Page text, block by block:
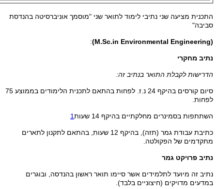
התכנית מציעה שני נתיבי לימוד לתואר שני "מוסמך אוניברסיטה בהנדסת
סביבה"
(M.Sc.in Environmental Engineering)
:
נתיב מחקרי
הדרישות לקבלת התואר בנתיב זה:
סיום קורסים בהיקף 24 נ.ז. לפחות בהתאם לתכנית הלימודים בממוצע 75
לפחות.
השתתפות בסמינרים מחלקתיים בהיקף 14 שעות 1
כתיבת עבודת גמר (תזה), בהיקף 12 שעות, בהתאם לתקנון לתארים
מתקדמים של הפקולטה.
נתיב פרויקט גמר
נתיב זה מיועד לתלמידים אשר סיימו תואר ראשון בהנדסה, ובוגרים
במדעים מדויקים (חיצוניים בלבד).